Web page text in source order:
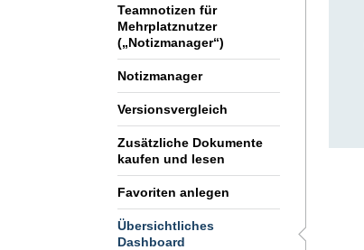
Teamnotizen für
Mehrplatznutzer
(„Notizmanager“)
Notizmanager
Versionsvergleich
Zusätzliche Dokumente
kaufen und lesen
Favoriten anlegen
Übersichtliches
Dashboard